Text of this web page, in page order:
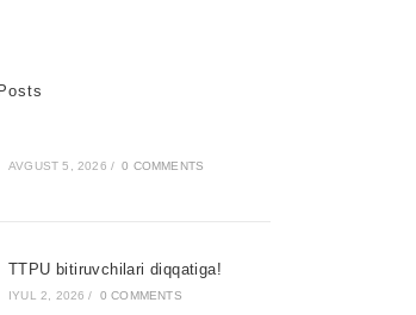
AVGUST 5, 2026 / 0 COMMENTS
TTPU bitiruvchilari diqqatiga!
IYUL 2, 2026 / 0 COMMENTS